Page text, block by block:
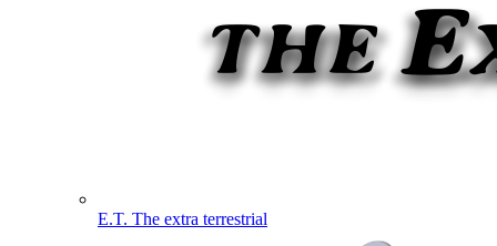
E.T. The extra terrestrial